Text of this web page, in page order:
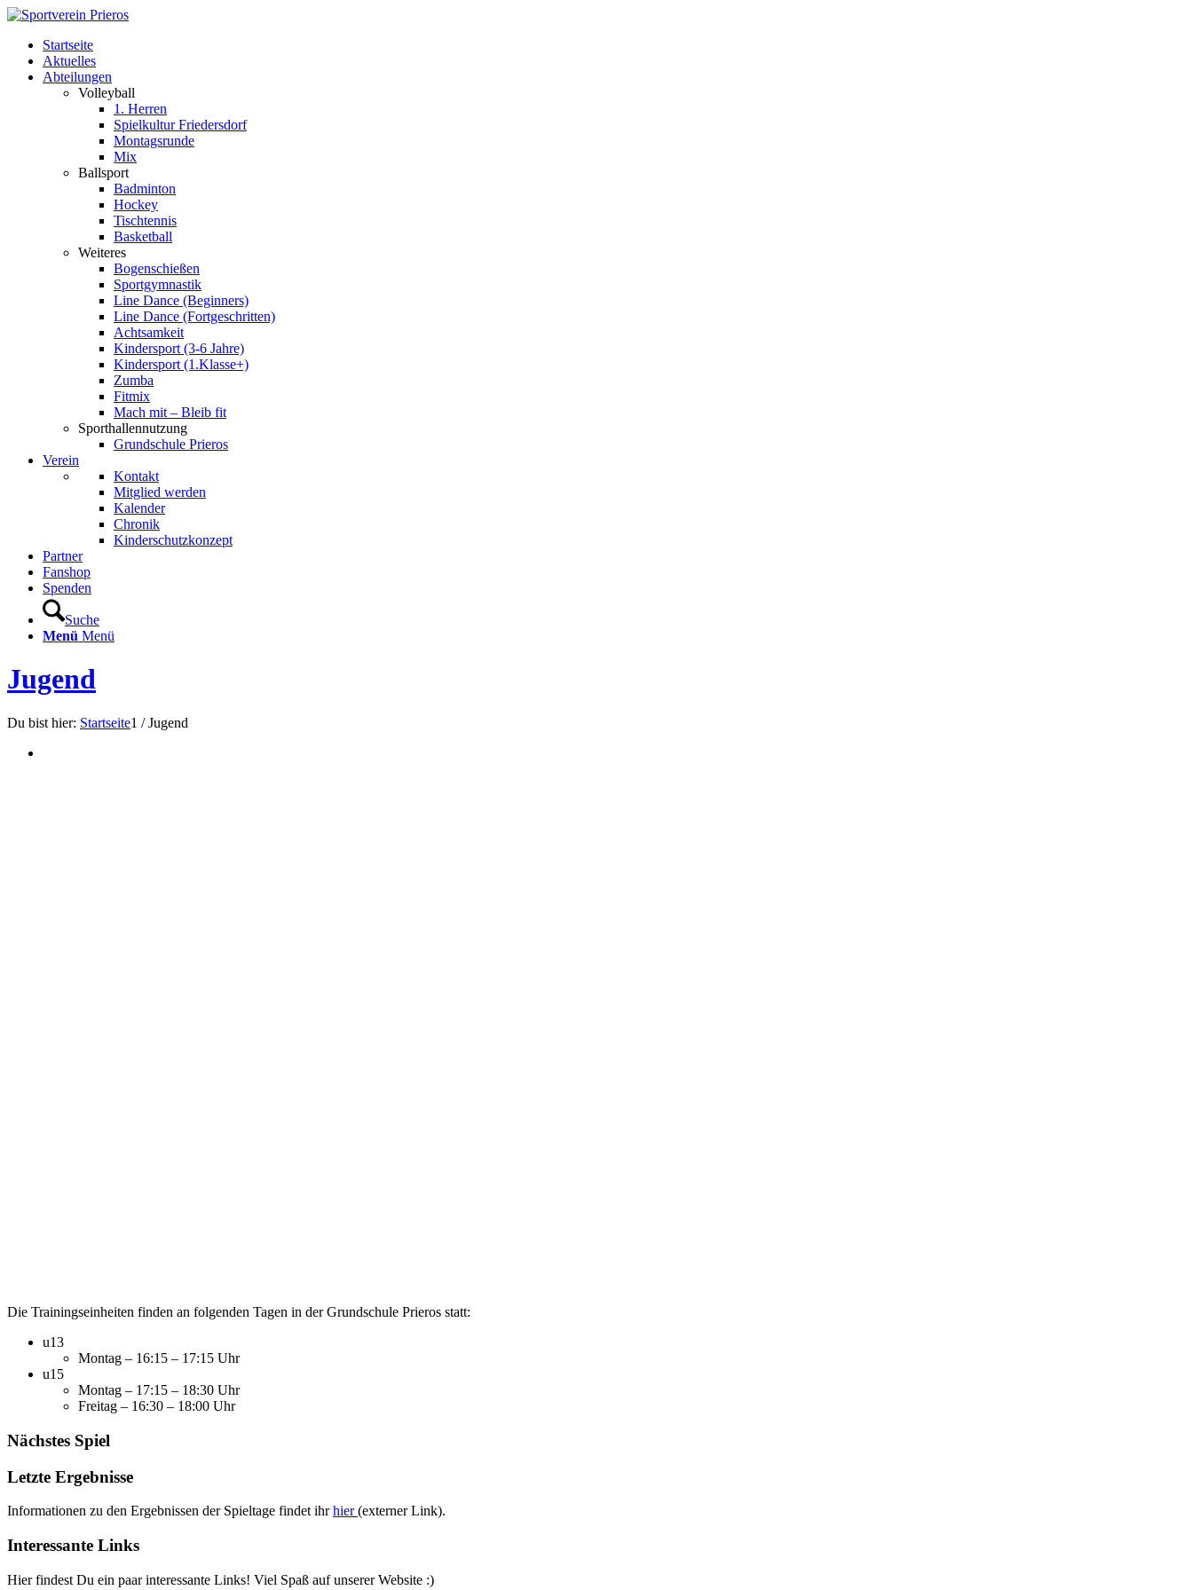
Startseite
Aktuelles
Abteilungen
Volleyball
1. Herren
Spielkultur Friedersdorf
Montagsrunde
Mix
Ballsport
Badminton
Hockey
Tischtennis
Basketball
Weiteres
Bogenschießen
Sportgymnastik
Line Dance (Beginners)
Line Dance (Fortgeschritten)
Achtsamkeit
Kindersport (3-6 Jahre)
Kindersport (1.Klasse+)
Zumba
Fitmix
Mach mit – Bleib fit
Sporthallennutzung
Grundschule Prieros
Verein
Kontakt
Mitglied werden
Kalender
Chronik
Kinderschutzkonzept
Partner
Fanshop
Spenden
Suche
Menü Menü
Jugend
Du bist hier: Startseite1 / Jugend
Die Trainingseinheiten finden an folgenden Tagen in der Grundschule Prieros statt:
u13
Montag – 16:15 – 17:15 Uhr
u15
Montag – 17:15 – 18:30 Uhr
Freitag – 16:30 – 18:00 Uhr
Nächstes Spiel
Letzte Ergebnisse
Informationen zu den Ergebnissen der Spieltage findet ihrhier(externer Link).
Interessante Links
Hier findest Du ein paar interessante Links! Viel Spaß auf unserer Website :)